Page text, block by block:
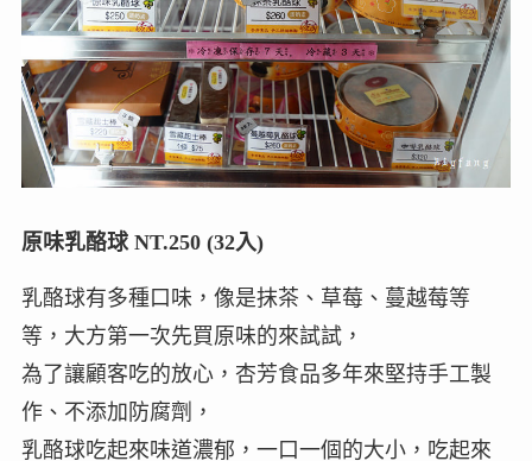
原味乳酪球 NT.250 (32入)
乳酪球有多種口味，像是抹茶、草莓、蔓越莓等
等，大方第一次先買原味的來試試，
為了讓顧客吃的放心，杏芳食品多年來堅持手工製
作、不添加防腐劑，
乳酪球吃起來味道濃郁，一口一個的大小，吃起來